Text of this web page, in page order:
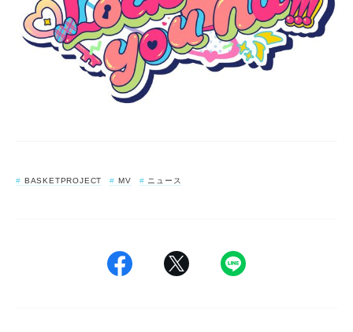
BASKETPROJECT MV ニュース